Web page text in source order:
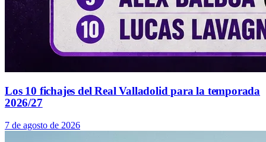
Los 10 fichajes del Real Valladolid para la temporada
2026/27
7 de agosto de 2026